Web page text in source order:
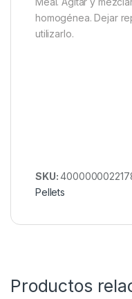
homogénea. Dejar
utilizarlo.
SKU:
Pellets
Productos